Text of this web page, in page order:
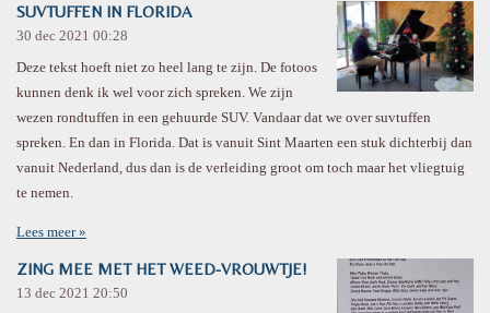
SUVTUFFEN IN FLORIDA
30 dec 2021 00:28
Deze tekst hoeft niet zo heel lang te zijn. De fotoos
kunnen denk ik wel voor zich spreken. We zijn
wezen rondtuffen in een gehuurde SUV. Vandaar dat we over suvtuffen
spreken. En dan in Florida. Dat is vanuit Sint Maarten een stuk dichterbij dan
vanuit Nederland, dus dan is de verleiding groot om toch maar het vliegtuig
te nemen.
Lees meer »
ZING MEE MET HET WEED-VROUWTJE!
13 dec 2021 20:50